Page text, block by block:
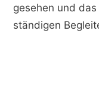
gesehen und
ständigen